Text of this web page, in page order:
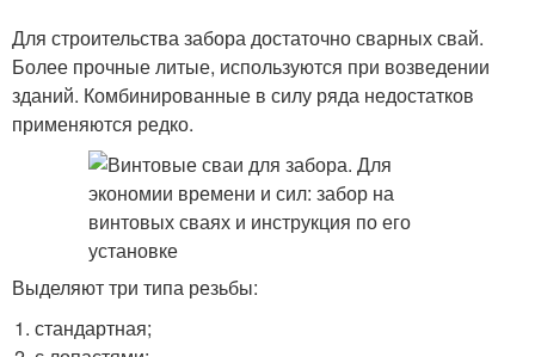
Для строительства забора достаточно сварных свай.
Более прочные литые, используются при возведении
зданий. Комбинированные в силу ряда недостатков
применяются редко.
Выделяют три типа резьбы:
стандартная;